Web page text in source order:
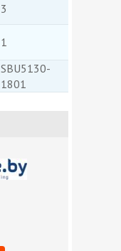
3
1
SBU5130-
1801